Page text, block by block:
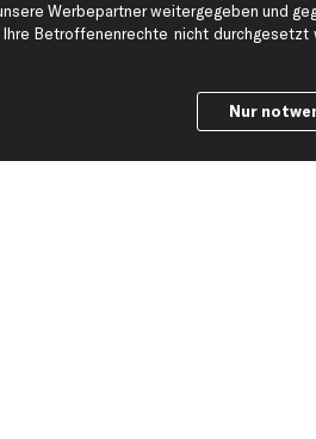
Top Produkte
Bremssattel
Werbepartner weitergegeben und
Betroffenenrechte nicht
Nur